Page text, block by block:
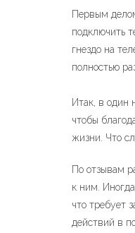
Первым
подключить
гнездо на
полностью
Итак, в один
чтобы
жизни. Что
По отзывам
к ним.
что требует
действий в